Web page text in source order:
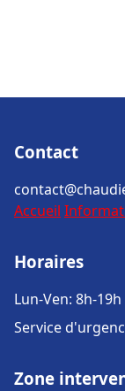
Contact
Accueil
Horaires
Lun-Ven: 8h-19h
Service
Zone